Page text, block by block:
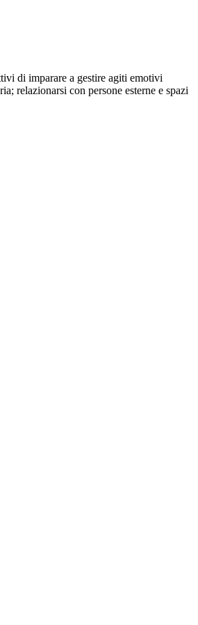
di imparare a gestire agiti emotivi
relazionarsi con persone esterne e spazi